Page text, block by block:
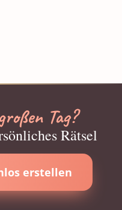
Tag?
Rätsel
erstellen